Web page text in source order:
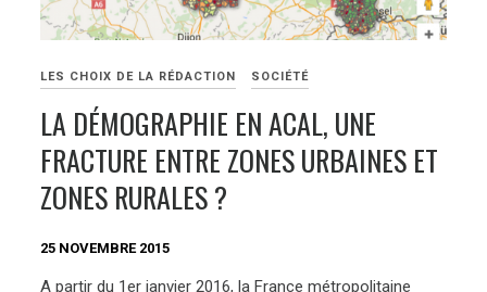
LES CHOIX DE LA RÉDACTION SOCIÉTÉ
LA DÉMOGRAPHIE EN ACAL, UNE
FRACTURE ENTRE ZONES URBAINES ET
ZONES RURALES ?
25 NOVEMBRE 2015
A partir du 1er janvier 2016, la France métropolitaine